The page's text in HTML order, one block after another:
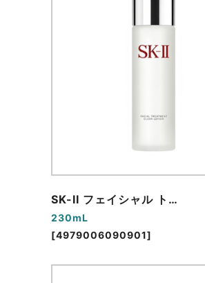
SK-II フェイシャル ト…
230mL
[4979006090901]